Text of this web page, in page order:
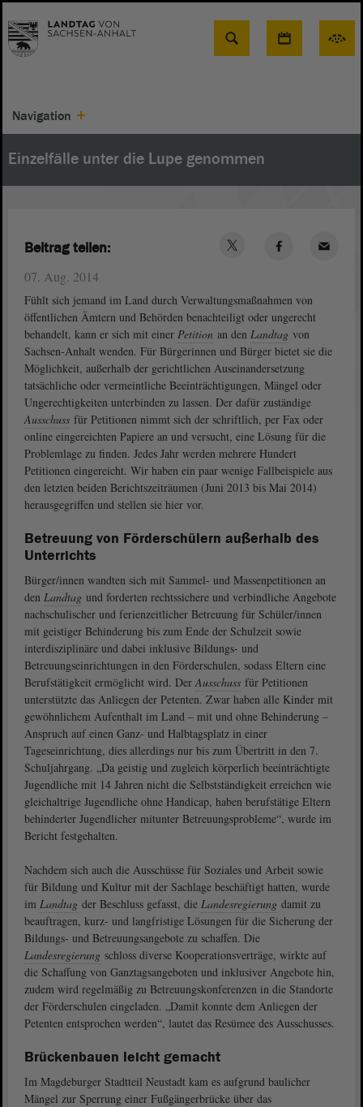
Suche
Navigation
Einzelfälle unter die Lupe genommen
07. Aug. 2014
Fühlt sich jemand im Land durch Verwaltungsmaßnahmen von
öffentlichen Ämtern und Behörden benachteiligt oder ungerecht
behandelt, kann er sich mit einer Petition an den Landtag von
Sachsen-Anhalt wenden. Für Bürgerinnen und Bürger bietet sie die
Möglichkeit, außerhalb der gerichtlichen Auseinandersetzung
tatsächliche oder vermeintliche Beeinträchtigungen, Mängel oder
Ungerechtigkeiten unterbinden zu lassen. Der dafür zuständige
Ausschuss für Petitionen nimmt sich der schriftlich, per Fax oder
online eingereichten Papiere an und versucht, eine Lösung für die
Problemlage zu finden. Jedes Jahr werden mehrere Hundert
Petitionen eingereicht. Wir haben ein paar wenige Fallbeispiele aus
den letzten beiden Berichtszeiträumen (Juni 2013 bis Mai 2014)
herausgegriffen und stellen sie hier vor.
Betreuung von Förderschülern außerhalb des
Unterrichts
Bürger/innen wandten sich mit Sammel- und Massenpetitionen an
den Landtag und forderten rechtssichere und verbindliche Angebote
nachschulischer und ferienzeitlicher Betreuung für Schüler/innen
mit geistiger Behinderung bis zum Ende der Schulzeit sowie
interdisziplinäre und dabei inklusive Bildungs- und
Betreuungseinrichtungen in den Förderschulen, sodass Eltern eine
Berufstätigkeit ermöglicht wird. DerAusschuss für Petitionen
unterstützte das Anliegen der Petenten. Zwar haben alle Kinder mit
gewöhnlichem Aufenthalt im Land – mit und ohne Behinderung –
Anspruch auf einen Ganz- und Halbtagsplatz in einer
Tageseinrichtung, dies allerdings nur bis zum Übertritt in den 7.
Schuljahrgang. „Da geistig und zugleich körperlich beeinträchtigte
Jugendliche mit 14 Jahren nicht die Selbstständigkeit erreichen wie
gleichaltrige Jugendliche ohne Handicap, haben berufstätige Eltern
behinderter Jugendlicher mitunter Betreuungsprobleme“, wurde im
Bericht festgehalten.
Nachdem sich auch die Ausschüsse für Soziales und Arbeit sowie
für Bildung und Kultur mit der Sachlage beschäftigt hatten, wurde
im Landtag der Beschluss gefasst, die Landesregierung damit zu
beauftragen, kurz- und langfristige Lösungen für die Sicherung der
Bildungs- und Betreuungsangebote zu schaffen. Die
Landesregierung schloss diverse Kooperationsverträge, wirkte auf
die Schaffung von Ganztagsangeboten und inklusiver Angebote hin,
zudem wird regelmäßig zu Betreuungskonferenzen in die Standorte
der Förderschulen eingeladen. „Damit konnte dem Anliegen der
Petenten entsprochen werden“, lautet das Resümee des Ausschusses.
Brückenbauen leicht gemacht
Im Magdeburger Stadtteil Neustadt kam es aufgrund baulicher
Mängel zur Sperrung einer Fußgängerbrücke über das
Beitrag teilen: